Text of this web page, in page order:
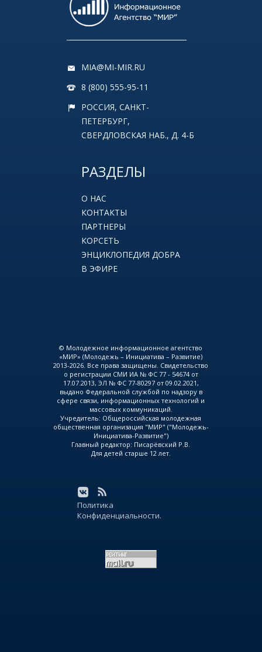
MIA@MI-MIR.RU
8 (800) 555-95-11
РОССИЯ, САНКТ-
ПЕТЕРБУРГ,
СВЕРДЛОВСКАЯ НАБ., Д. 4-Б
РАЗДЕЛЫ
О НАС
КОНТАКТЫ
ПАРТНЕРЫ
КОРСЕТЬ
ЭНЦИКЛОПЕДИЯ ДОБРА
В ЭФИРЕ
© Молодежное информационное агентство
«МИР» (Молодежь – Инициатива – Развитие)
2013-2026. Все права защищены. Свидетельство
о регистрации СМИ ИА № ФС 77 - 54674 от
17.07.2013, ЭЛ № ФС 77-80297 от 09.02.2021,
выдано Федеральной службой по надзору в
сфере связи, информационных технологий и
массовых коммуникаций.
Учредитель: Общероссийская молодежная
общественная организация "МИР" ("Молодежь-
Инициатива-Развитие")
Главный редактор: Писарёвский Р.В.
Для детей старше 12 лет.
Политика
Конфиденциальности.